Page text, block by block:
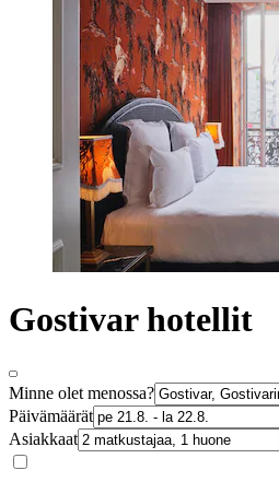
Gostivar hotellit
Minne olet menossa?
Päivämäärät
Asiakkaat